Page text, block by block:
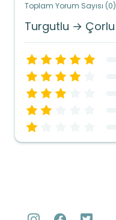
Toplam Yorum Sayısı (0)
Turgutlu → Çorlu